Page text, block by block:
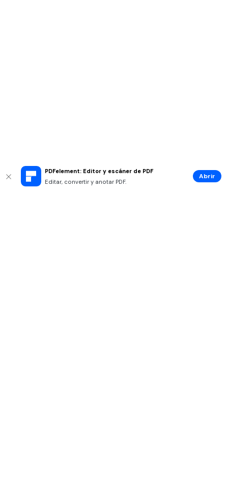
PDFelement: Editor y escáner de PDF
Editar, convertir y anotar PDF.
Abrir